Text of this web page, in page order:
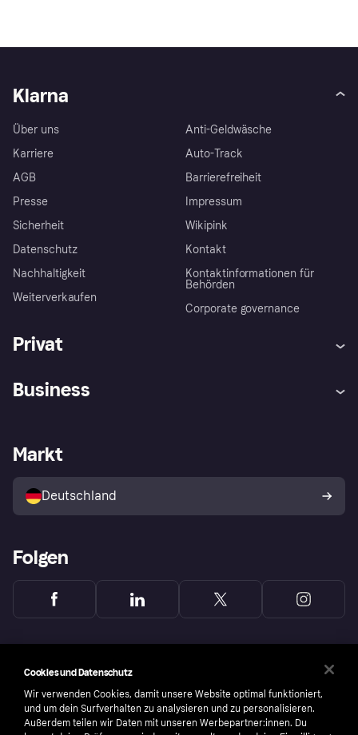
Klarna
Über uns
Karriere
AGB
Presse
Sicherheit
Datenschutz
Nachhaltigkeit
Weiterverkaufen
Anti-Geldwäsche
Auto-Track
Barrierefreiheit
Impressum
Wikipink
Kontakt
Kontaktinformationen für
Behörden
Corporate governance
Privat
Klarna App
Shops entdecken
Käuferschutzrichtlinie
Dein Widerrufsrecht
Business
Händlerportal
Markt
Deutschland
Folgen
Cookies und Datenschutz
Wir verwenden Cookies, damit unsere Website optimal funktioniert,
und um dein Surfverhalten zu analysieren und zu personalisieren.
Außerdem teilen wir Daten mit unseren Werbepartner:innen. Du